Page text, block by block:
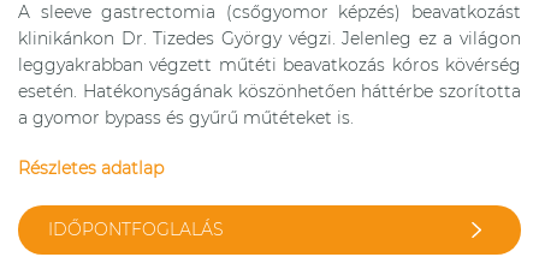
A sleeve gastrectomia (csőgyomor képzés) beavatkozást
klinikánkon Dr. Tizedes György végzi. Jelenleg ez a világon
leggyakrabban végzett műtéti beavatkozás kóros kövérség
esetén. Hatékonyságának köszönhetően háttérbe szorította
a gyomor bypass és gyűrű műtéteket is.
Részletes adatlap
IDŐPONTFOGLALÁS